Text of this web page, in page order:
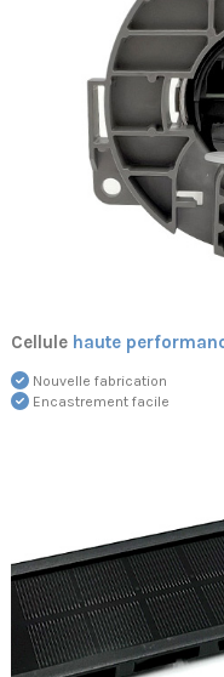
Cellule haute
Nouvelle fabrication
Encastrement facile